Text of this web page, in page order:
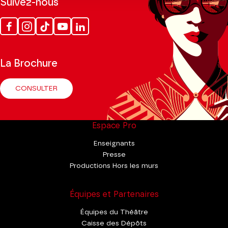
Suivez-nous
FacebookInstagram
Tik
Tok
YoutubeLinkedin
La Brochure
CONSULTER
Espace Pro
Enseignants
Presse
Productions Hors les murs
Équipes et Partenaires
Équipes du Théâtre
Caisse des Dépôts